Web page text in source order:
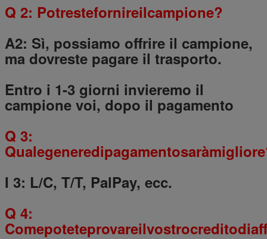
Q 2: Potrestefornireilcampione?
A2: Sì, possiamo offrire il campione,
ma dovreste pagare il trasporto.
Entro i 1-3 giorni invieremo il
campione voi, dopo il pagamento
Q 3:
I 3: L/C, T/T, PalPay, ecc.
Q 4: